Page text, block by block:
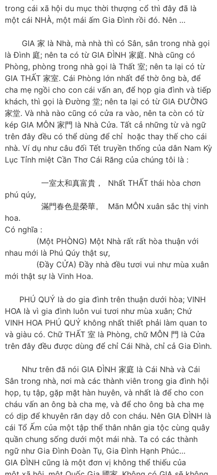
trong cái xã hội du mục thời thượng cổ thì đây đã là
một cái NHÀ, một mái ấm Gia Đình rồi đó. Nên …
GIA 家 là Nhà, mà nhà thì có Sân, sân trong nhà gọi
là Đình 庭; nên ta có từ GIA ĐÌNH 家庭. Nhà cũng có
Phòng, phòng trong nhà gọi là Thất 室; nên ta lại có từ
GIA THẤT 家室. Cái Phòng lớn nhất để thờ ông bà, để
cha mẹ ngồi cho con cái vấn an, để họp gia đình và tiếp
khách, thì gọi là Đường 堂; nên ta lại có từ GIA ĐƯỜNG
家堂. Và nhà nào cũng có cửa ra vào, nên ta còn có từ
kép GIA MÔN 家門 là Nhà Cửa. Tất cả những từ và ngữ
trên đây đều có thể dùng để chỉ hoặc thay thế cho cái
nhà. Ví dụ như câu đối Tết truyền thống của dân Nam Kỳ
Lục Tỉnh miệt Cần Thơ Cái Răng của chúng tôi là :
一室太和真富貴， Nhất THẤT thái hòa chơn
phú qúy,
滿門春色是榮華。 Mãn MÔN xuân sắc thị vinh
hoa.
Có nghĩa :
(Một PHÒNG) Một Nhà rất rất hòa thuận với
nhau mới là Phú Qúy thật sự,
(Đầy CỬA) Đầy nhà đều tươi vui như mùa xuân
mới thật sự là Vinh Hoa.
PHÚ QUÝ là do gia đình trên thuận dưới hòa; VINH
HOA là vì gia đình luôn vui tươi như mùa xuân; Chứ
VINH HOA PHÚ QUÝ không nhất thiết phải làm quan to
và giàu có. Chữ THẤT 室 là Phòng, chữ MÔN 門 là Cửa
trên đây đều được dùng để chỉ Cái Nhà, chỉ cả Gia Đình.
Như trên đã nói GIA ĐÌNH 家庭 là Cái Nhà và Cái
Sân trong nhà, nơi mà các thành viên trong gia đình hội
họp, tụ tập, gặp mặt hàn huyên, và nhất là để cho con
cháu vấn an ông bà cha mẹ, và để cho ông bà cha mẹ
có dịp để khuyên răn dạy dỗ con cháu. Nên GIA ĐÌNH là
cái Tổ Ấm của một tập thể thân nhân gia tộc cùng quây
quần chung sống dưới một mái nhà. Ta có các thành
ngữ như Gia Đình Đoàn Tụ, Gia Đình Hạnh Phúc…
GIA ĐÌNH cũng là một đơn vị không thể thiếu của